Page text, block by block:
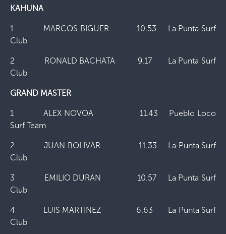
KAHUNA
1 MARCOS BIGUER 10.53 La Punta Surf
Club
2 RONALD BACHATA 9.17 La Punta Surf
Club
GRAND MASTER
1 ALEX NOVOA 11.43 Pueblo Loco
Surf Team
2 JUAN BOLIVAR 11.33 La Punta Surf
Club
3 EMILIO DURAN 10.57 La Punta Surf
Club
4 LUIS MARTINEZ 6.63 La Punta Surf
Club